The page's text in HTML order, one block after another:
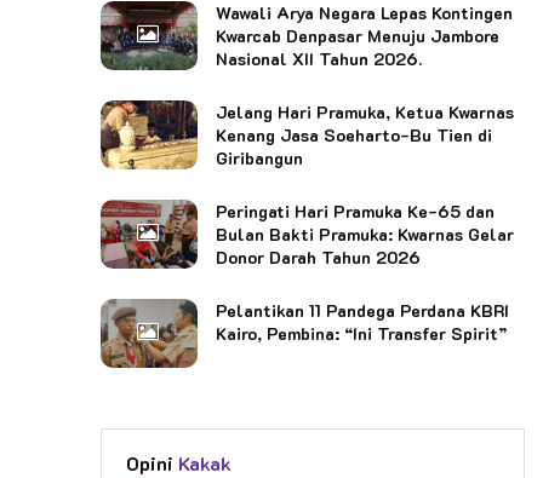
Wawali Arya Negara Lepas Kontingen
Kwarcab Denpasar Menuju Jambore
Nasional XII Tahun 2026.
Jelang Hari Pramuka, Ketua Kwarnas
Kenang Jasa Soeharto-Bu Tien di
Giribangun
Peringati Hari Pramuka Ke-65 dan
Bulan Bakti Pramuka: Kwarnas Gelar
Donor Darah Tahun 2026
Pelantikan 11 Pandega Perdana KBRI
Kairo, Pembina: “Ini Transfer Spirit”
Opini Kakak